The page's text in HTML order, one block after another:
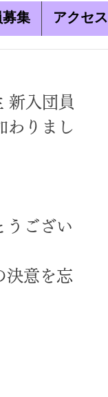
募集 アクセス
新入団員
わりまし
うござい
決意を忘